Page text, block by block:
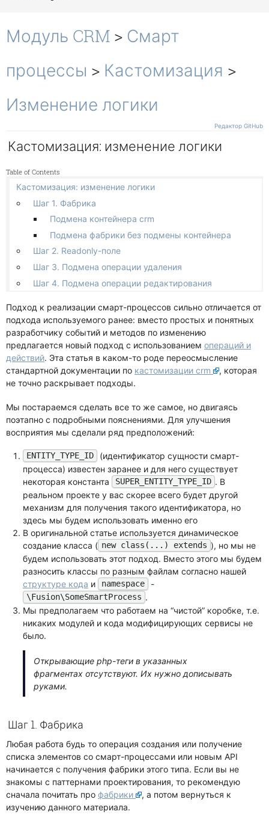
Перекрытие
Свои условия
Участники задач
Канбан
Гант
Показывать код
Модуль CRM > Смарт
процессы > Кастомизация >
Изменение логики
Редактор GitHub
Кастомизация: изменение логики
Table of Contents
Кастомизация: изменение логики
Шаг 1. Фабрика
Подмена контейнера crm
Подмена фабрики без подмены контейнера
Шаг 2. Readonly-поле
Шаг 3. Подмена операции удаления
Шаг 4. Подмена операции редактирования
Подход к реализации смарт-процессов сильно отличается от
подхода используемого ранее: вместо простых и понятных
разработчику событий и методов по изменению
предлагается новый подход с использованием операций и
действий. Эта статья в каком-то роде переосмысление
стандартной документации по кастомизации crm
, которая
не точно раскрывает подходы.
Мы постараемся сделать все то же самое, но двигаясь
поэтапно с подробными пояснениями. Для улучшения
восприятия мы сделали ряд предположений:
ENTITY_TYPE_ID
(идентификатор сущности смарт-
процесса) известен заранее и для него существует
некоторая константа
SUPER_ENTITY_TYPE_ID . В
реальном проекте у вас скорее всего будет другой
механизм для получения такого идентификатора, но
здесь мы будем использовать именно его
В оригинальной статье используется динамическое
создание класса ( new class(...) extends ), но мы не
будем использовать этот подход. Вместо этого мы будем
разносить классы по разным файлам согласно нашей
структуре кода и namespace -
\Fusion\SomeSmartProcess .
Мы предполагаем что работаем на “чистой” коробке, т.е.
никаких модулей и кода модифицирующих сервисы не
было.
Открывающие php-теги в указанных
фрагментах отсутствуют. Их нужно дописывать
руками.
Шаг 1. Фабрика
Любая работа будь то операция создания или получение
списка элементов со смарт-процессами или новым API
начинается с получения фабрики этого типа. Если вы не
знакомы с паттернами проектирования, то рекомендую
сначала почитать про фабрики
, а потом вернуться к
изучению данного материала.